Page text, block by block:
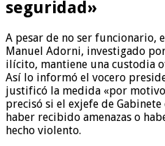
seguridad»
A pesar de no ser funcionario,
Manuel Adorni, investigado
ilícito, mantiene una custodia
Así lo informó el vocero
justificó la medida «por
precisó si el exjefe de
haber recibido amenazas o
hecho violento.